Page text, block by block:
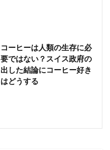
コーヒーは人類の生存に必
要ではない？スイス政府の
出した結論にコーヒー好き
はどうする